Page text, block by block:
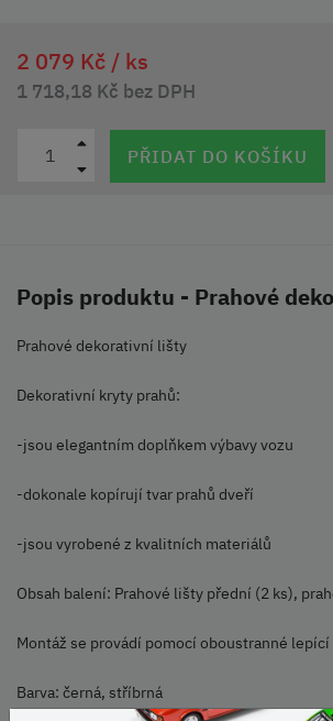
2 079 Kč / ks
1 718,18 Kč bez DPH
PŘIDAT DO KOŠÍKU
Popis produktu - Prahové
Prahové dekorativní lišty
Dekorativní kryty prahů:
-jsou elegantním doplňkem výbavy vozu
-dokonale kopírují tvar prahů dveří
-jsou vyrobené z kvalitních materiálů
Obsah balení: Prahové lišty přední (2 ks),
Montáž se provádí pomocí oboustranné lepící
Barva: černá, stříbrná